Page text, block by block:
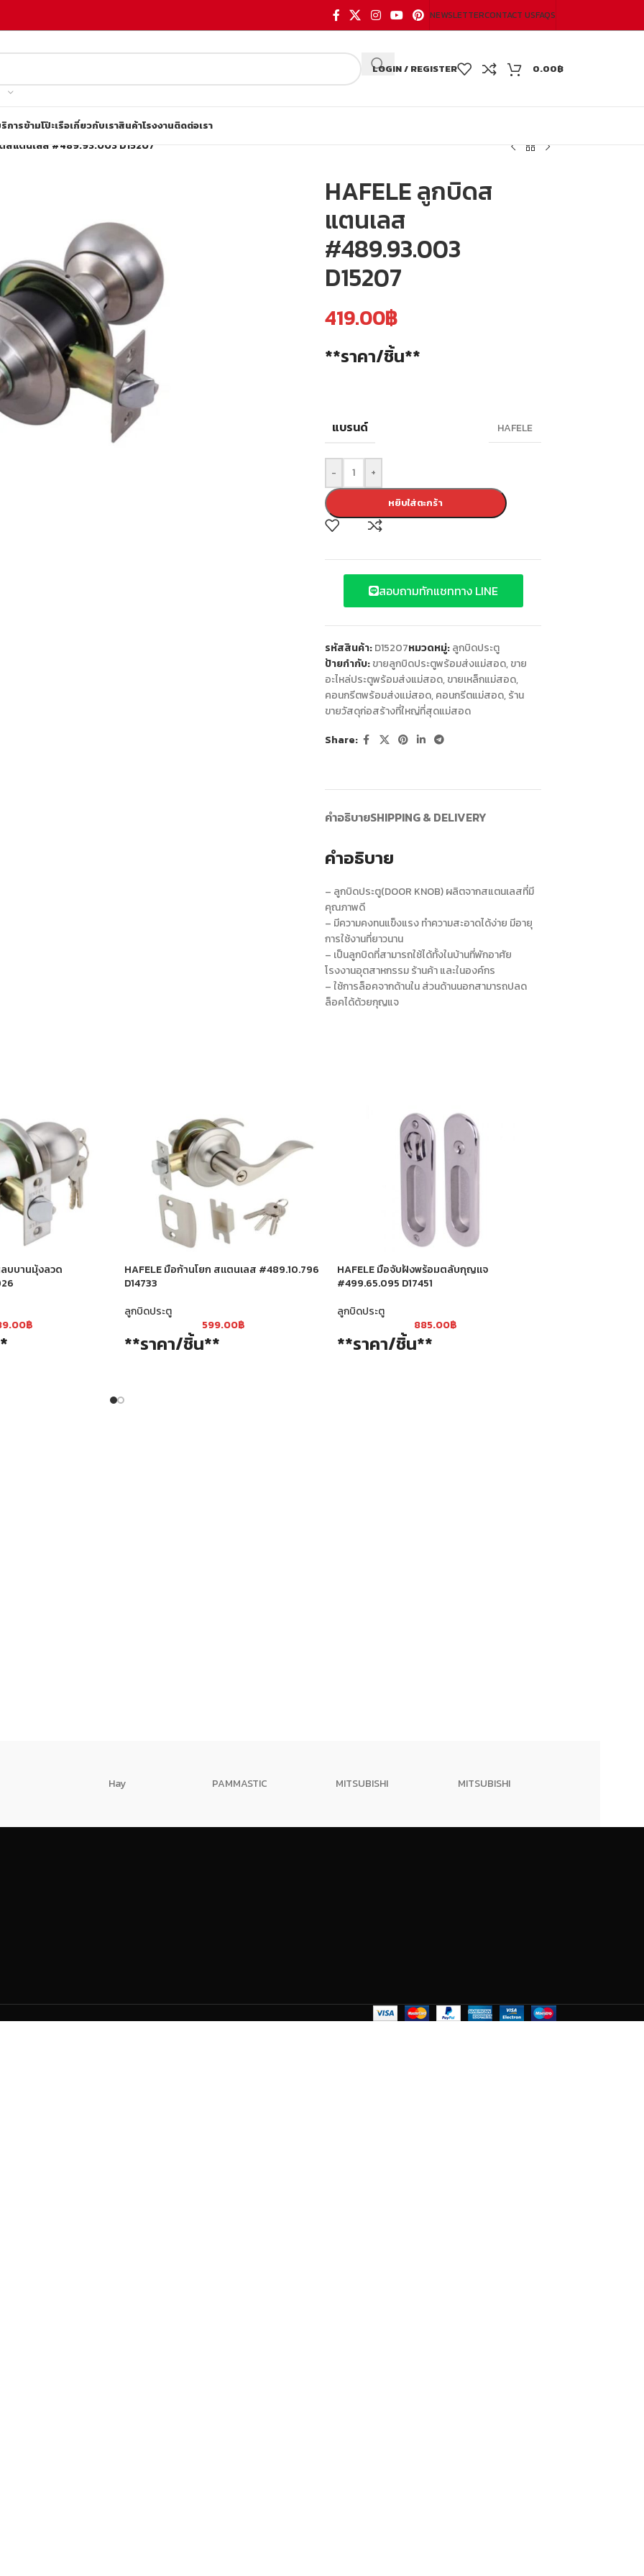
NEWSLETTERCONTACT USFAQS
LOGIN / REGISTER 0.00฿
การข้ามโป๊ะเรือเกี่ยวกับเราสินค้าโรงงานติดต่อเรา
สแตนเลส #489.93.003 D15207
HAFELE ลูกบิดส
แตนเลส
#489.93.003
D15207
419.00฿
**ราคา/ชิ้น**
แบรนด์ HAFELE
- +
หยิบใส่ตะกร้า
สอบถามทักแชททาง LINE
รหัสสินค้า:D15207หมวดหมู่: ลูกบิดประตู
ป้ายกำกับ: ขายลูกบิดประตูพร้อมส่งแม่สอด, ขาย
อะไหล่ประตูพร้อมส่งแม่สอด, ขายเหล็กแม่สอด,
คอนกรีตพร้อมส่งแม่สอด, คอนกรีตแม่สอด, ร้าน
ขายวัสดุก่อสร้างที่ใหญ่ที่สุดแม่สอด
Share:
คำอธิบายSHIPPING & DELIVERY
คำอธิบาย
– ลูกบิดประตู(DOOR KNOB) ผลิตจากสแตนเลสที่มี
คุณภาพดี
– มีความคงทนแข็งแรง ทำความสะอาดได้ง่าย มีอายุ
การใช้งานที่ยาวนาน
– เป็นลูกบิดที่สามารถใช้ได้ทั้งในบ้านที่พักอาศัย
โรงงานอุตสาหกรรม ร้านค้า และในองค์กร
– ใช้การล็อคจากด้านใน ส่วนด้านนอกสามารถปลด
ล็อคได้ด้วยกุญแจ
บบานมุ้งลวด
฿
HAFELE มือก้านโยก สแตนเลส #489.10.796
D14733
ลูกบิดประตู
599.00฿
**ราคา/ชิ้น**
HAFELE มือจับฝังพร้อมตลับกุญแจ
#499.65.095 D17451
ลูกบิดประตู
885.00฿
**ราคา/ชิ้น**
Hay PAMMASTIC MITSUBISHI MITSUBISHI